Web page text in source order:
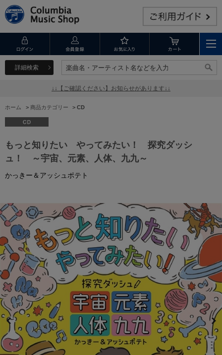
詳細検索 楽曲名・アーティスト名などを入力
楽曲名・アーティスト名などを入力
↓↓【ご確認ください】お知らせがあります↓↓
ホーム > 商品カテゴリー > CD
もっと知りたい やってみたい！ 探究ダッシ
ュ！ ～宇宙、元素、人体、九九～
かっきー＆アッシュポテト